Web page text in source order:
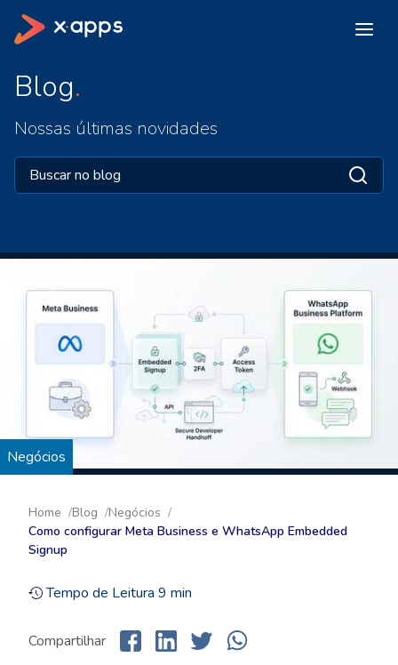
Blog
Nossas últimas novidades
Negócios
Home Blog
Negócios
Como configurar Meta Business e WhatsApp Embedded
Signup
Tempo de Leitura 9 min
Compartilhar